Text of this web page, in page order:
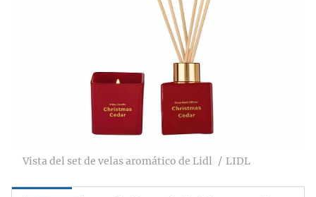
Vista del set de velas aromático de Lidl LIDL